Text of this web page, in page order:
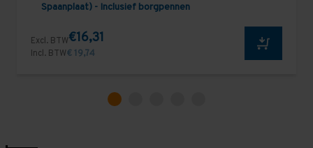
Spaanplaat) - Inclusief borgpennen
Excl. BTW€16,31
Incl. BTW€ 19,74